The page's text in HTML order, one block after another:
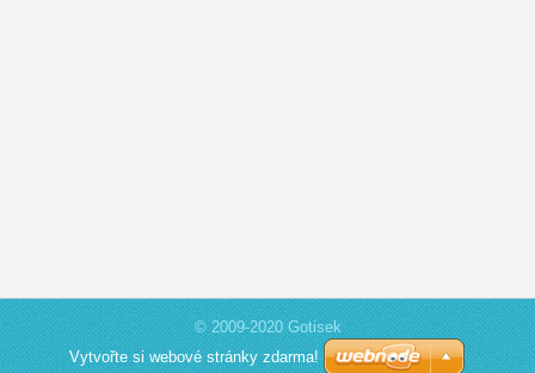
© 2009-2020 Gotisek
Vytvořte si webové stránky zdarma!